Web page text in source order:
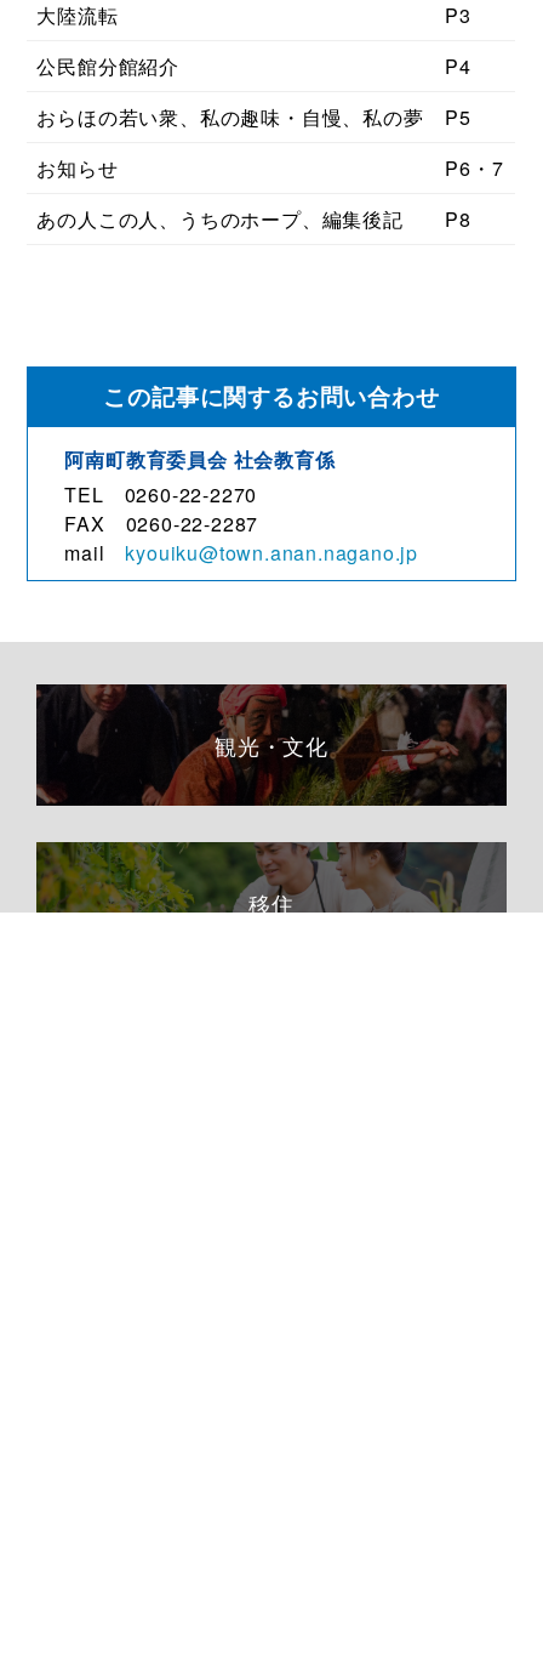
大陸流転
P3
公民館分館紹介
P4
おらほの若い衆、私の趣味・自慢、私の夢
P5
お知らせ
P6・7
あの人この人、うちのホープ、編集後記
P8
この記事に関するお問い合わせ
阿南町教育委員会 社会教育係
TEL 0260-22-2270
FAX 0260-22-2287
mail kyouiku@town.anan.nagano.jp
観光・文化
移住